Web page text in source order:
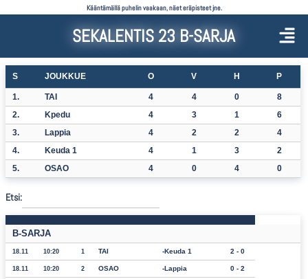
Kääntämällä puhelin vaakaan, näet eräpisteet jne.
SEKALENTIS 23 B-SARJA
S JOUKKUE O V H P
1. TAI 4 4 0
8
2.
Kpedu 4 3 1
6
3.
Lappia 4 2 2
4
4.
Keuda 1 4 1 3
2
5.
OSAO 4 0 4 0
Etsi:
B-SARJA
18.11 10:20 1 TAI Keuda 1 2 - 0
18.11 10:20 2 OSAO Lappia 0 - 2